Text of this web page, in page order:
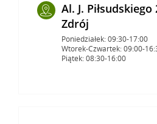
Al. J.
Zdrój
Poniedziałek: 09:30-17:00
Wtorek-Czwartek: 09:00-
Piątek: 08:30-16:00